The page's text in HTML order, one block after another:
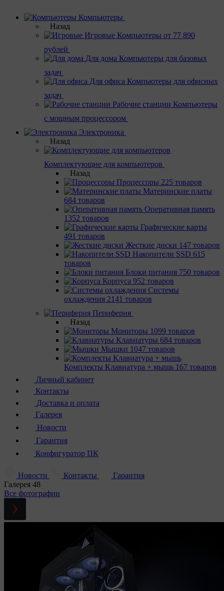
Компьютеры
Назад
Игровые Компьютеры от 77 890
рублей
Для дома Компьютеры для базовых
задач
Для офиса Компьютеры для офисных
задач
Рабочие станции Компьютеры
с мощным процессором
Электроника
Назад
Комплектующие для компьютеров
Назад
Процессоры 225 товаров
Материнcкие платы
684 товаров
Оперативная память
1352 товаров
Графические карты
491 товаров
Жесткие диски 147 товаров
Накопители SSD 615
товаров
Блоки питания 750 товаров
Корпуса 952 товаров
Системы
охлаждения 2141 товаров
Периферия
Назад
Мониторы 1099 товаров
Клавиатуры 684 товаров
Мышки 1047 товаров
Комплекты Клавиатура + мышь 167 товаров
Личный кабинет
Контакты
Доставка и оплата
Галерея
Новости
Гарантия
Конфигуратор ПК
Новости Контакты
Гарантия
Галерея 48
Все фотографии